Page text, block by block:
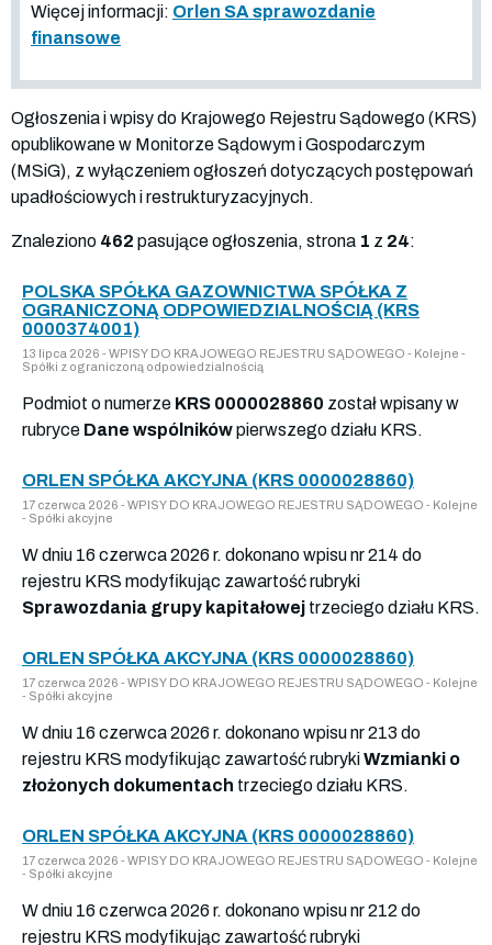
Więcej informacji: Orlen SA sprawozdanie
finansowe
Ogłoszenia i wpisy do Krajowego Rejestru Sądowego (KRS)
opublikowane w Monitorze Sądowym i Gospodarczym
(MSiG), z wyłączeniem ogłoszeń dotyczących postępowań
upadłościowych i restrukturyzacyjnych.
Znaleziono 462 pasujące ogłoszenia, strona 1 z 24:
POLSKA SPÓŁKA GAZOWNICTWA SPÓŁKA Z
OGRANICZONĄ ODPOWIEDZIALNOŚCIĄ (KRS
0000374001)
13 lipca 2026 - WPISY DO KRAJOWEGO REJESTRU SĄDOWEGO - Kolejne -
Spółki z ograniczoną odpowiedzialnością
Podmiot o numerze KRS 0000028860 został wpisany w
rubryce Dane wspólnikówpierwszego działu KRS.
ORLEN SPÓŁKA AKCYJNA (KRS 0000028860)
17 czerwca 2026 - WPISY DO KRAJOWEGO REJESTRU SĄDOWEGO - Kolejne
- Spółki akcyjne
W dniu 16 czerwca 2026 r. dokonano wpisu nr 214 do
rejestru KRS modyfikując zawartość rubryki
Sprawozdania grupy kapitałowej trzeciego działu KRS.
ORLEN SPÓŁKA AKCYJNA (KRS 0000028860)
17 czerwca 2026 - WPISY DO KRAJOWEGO REJESTRU SĄDOWEGO - Kolejne
- Spółki akcyjne
W dniu 16 czerwca 2026 r. dokonano wpisu nr 213 do
rejestru KRS modyfikując zawartość rubrykiWzmianki o
złożonych dokumentach trzeciego działu KRS.
ORLEN SPÓŁKA AKCYJNA (KRS 0000028860)
17 czerwca 2026 - WPISY DO KRAJOWEGO REJESTRU SĄDOWEGO - Kolejne
- Spółki akcyjne
W dniu 16 czerwca 2026 r. dokonano wpisu nr 212 do
rejestru KRS modyfikując zawartość rubryki